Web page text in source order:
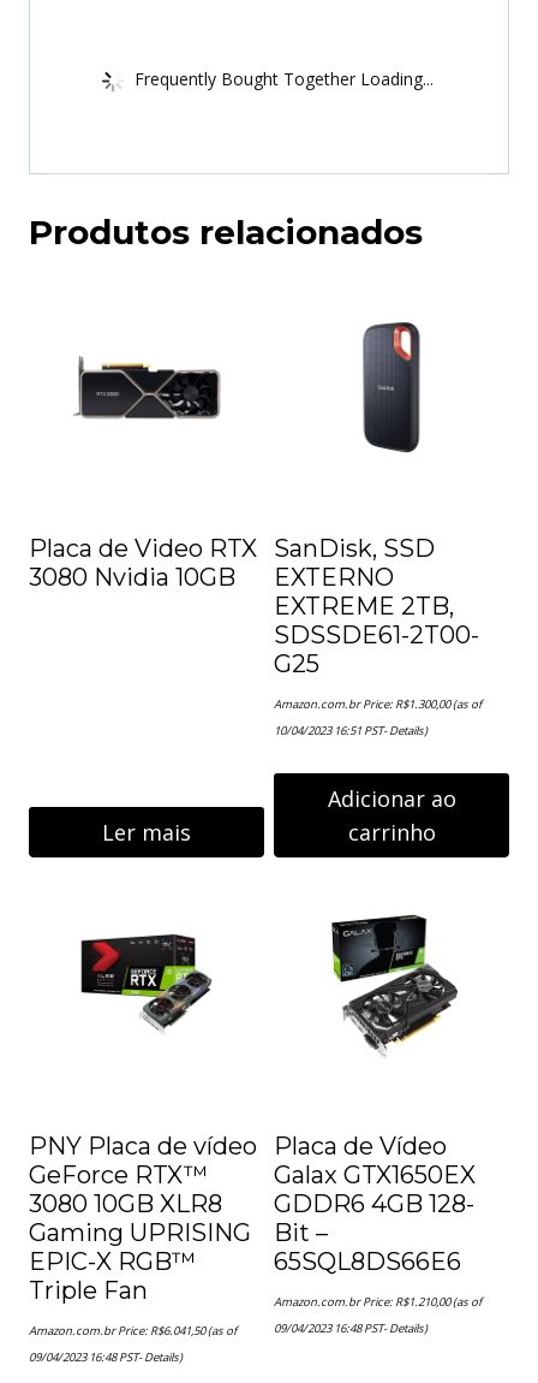
Frequently Bought Together Loading...
Produtos relacionados
Placa de Video RTX
3080 Nvidia 10GB
Ler mais
SanDisk, SSD
EXTERNO
EXTREME 2TB,
SDSSDE61-2T00-
G25
Amazon.com.br Price: R$1.300,00(as of
10/04/2023 16:51 PST-Details)
Adicionar ao
carrinho
PNY Placa de vídeo
GeForce RTX™
3080 10GB XLR8
Gaming UPRISING
EPIC-X RGB™
Triple Fan
Amazon.com.br Price: R$6.041,50(as of
09/04/2023 16:48 PST-Details)
Placa de Vídeo
Galax GTX1650EX
GDDR6 4GB 128-
Bit –
65SQL8DS66E6
Amazon.com.br Price: R$1.210,00(as of
09/04/2023 16:48 PST-Details)